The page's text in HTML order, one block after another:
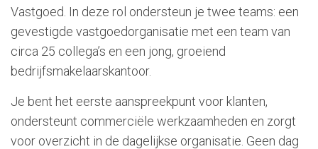
Vastgoed. In deze rol ondersteun je twee teams: een
gevestigde vastgoedorganisatie met een team van
circa 25 collega’s en een jong, groeiend
bedrijfsmakelaarskantoor.
Je bent het eerste aanspreekpunt voor klanten,
ondersteunt commerciële werkzaamheden en zorgt
voor overzicht in de dagelijkse organisatie. Geen dag